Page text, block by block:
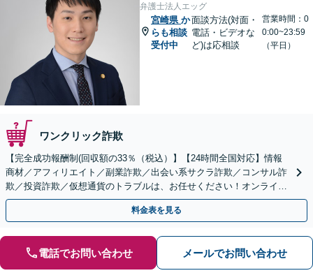
弁護士法人エッグ
宮崎県 か
らも相談
受付中
面談方法(対面・
電話・ビデオな
ど)は応相談
営業時間：0
0:00~23:59
（平日）
ワンクリック詐欺
【完全成功報酬制(回収額の33％（税込）】【24時間全国対応】情報
商材／アフィリエイト／副業詐欺／出会い系サクラ詐欺／コンサル詐
欺／投資詐欺／仮想通貨のトラブルは、お任せください！オンライン
のみで解決も可能！
料金表を見る
電話でお問い合わせ メールでお問い合わせ